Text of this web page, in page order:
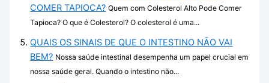
COMER TAPIOCA? Quem com Colesterol Alto Pode Comer
Tapioca? O que é Colesterol? O colesterol é uma...
QUAIS OS SINAIS DE QUE O INTESTINO NÃO VAI
BEM? Nossa saúde intestinal desempenha um papel crucial em
nossa saúde geral. Quando o intestino não...